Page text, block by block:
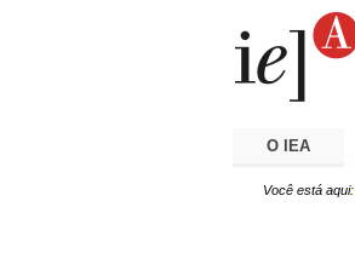
O IEA
Você está aqui: